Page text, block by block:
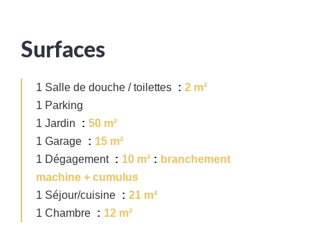
Surfaces
1 Salle de douche / toilettes
2 m²
1 Parking
1 Jardin
50 m²
1 Garage
15 m²
1 Dégagement
10 m²
branchement
machine + cumulus
1 Séjour/cuisine
21 m²
1 Chambre
12 m²